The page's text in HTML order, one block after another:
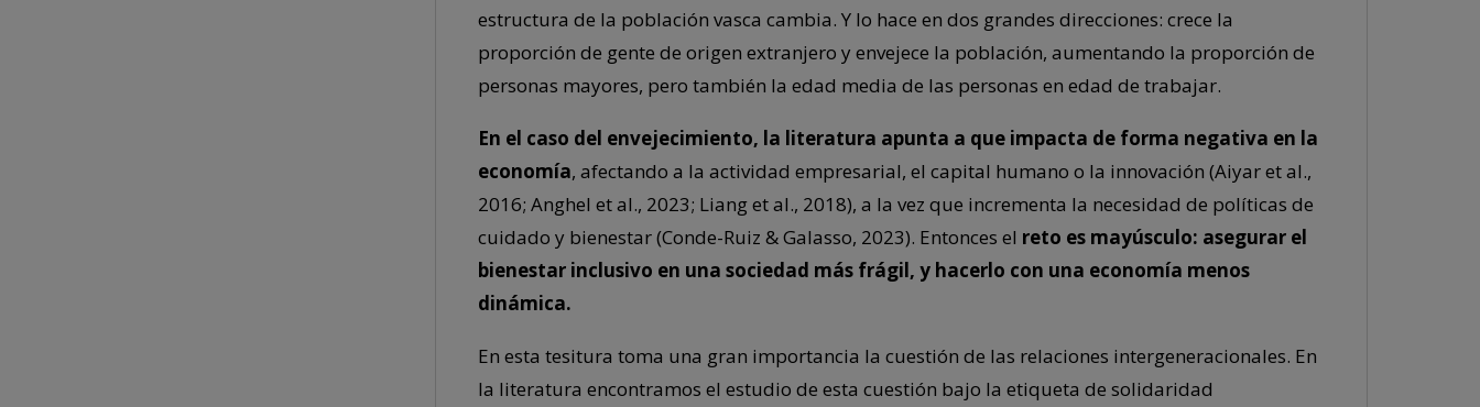
estructura de la población vasca cambia. Y lo hace en dos grandes direcciones: crece la
proporción de gente de origen extranjero y envejece la población, aumentando la proporción de
personas mayores, pero también la edad media de las personas en edad de trabajar.
En el caso del envejecimiento, la literatura apunta a que impacta de forma negativa en la
economía, afectando a la actividad empresarial, el capital humano o la innovación (Aiyar et al.,
2016; Anghel et al., 2023; Liang et al., 2018), a la vez que incrementa la necesidad de políticas de
cuidado y bienestar (Conde-Ruiz & Galasso, 2023). Entonces el reto es mayúsculo: asegurar el
bienestar inclusivo en una sociedad más frágil, y hacerlo con una economía menos
dinámica.
En esta tesitura toma una gran importancia la cuestión de las relaciones intergeneracionales. En
la literatura encontramos el estudio de esta cuestión bajo la etiqueta de solidaridad